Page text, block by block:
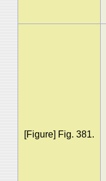
[Figure] Fig. 381.